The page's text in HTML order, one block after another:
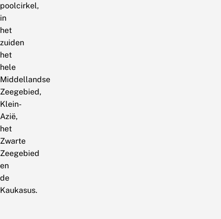
poolcirkel,
in
het
zuiden
het
hele
Middellandse
Zeegebied,
Klein-
Azië,
het
Zwarte
Zeegebied
en
de
Kaukasus.